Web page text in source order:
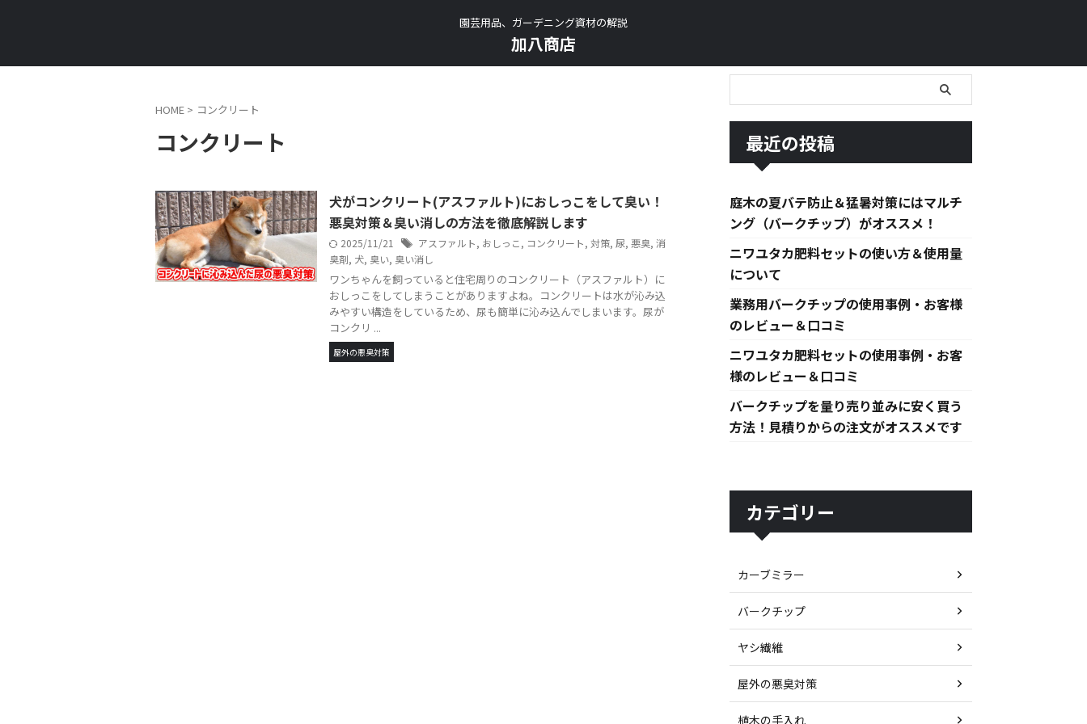
園芸用品、ガーデニング資材の解説
加八商店
HOME > コンクリート
コンクリート
犬がコンクリート(アスファルト)におしっこをして臭い！
悪臭対策＆臭い消しの方法を徹底解説します
2025/11/21 アスファルト, おしっこ, コンクリート, 対策, 尿, 悪臭, 消
臭剤, 犬, 臭い, 臭い消し
ワンちゃんを飼っていると住宅周りのコンクリート（アスファルト）に
おしっこをしてしまうことがありますよね。コンクリートは水が沁み込
みやすい構造をしているため、尿も簡単に沁み込んでしまいます。尿が
コンクリ ...
屋外の悪臭対策
最近の投稿
庭木の夏バテ防止＆猛暑対策にはマルチ
ング（バークチップ）がオススメ！
ニワユタカ肥料セットの使い方＆使用量
について
業務用バークチップの使用事例・お客様
のレビュー＆口コミ
ニワユタカ肥料セットの使用事例・お客
様のレビュー＆口コミ
バークチップを量り売り並みに安く買う
方法！見積りからの注文がオススメです
カテゴリー
カーブミラー
バークチップ
ヤシ繊維
屋外の悪臭対策
植木の手入れ